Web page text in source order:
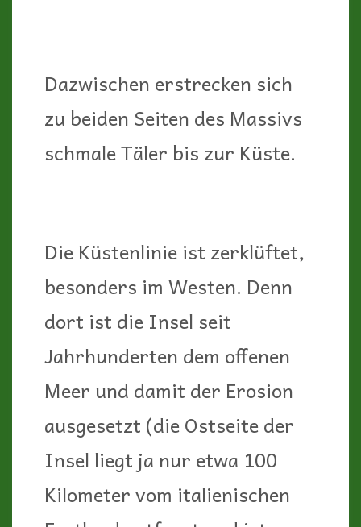
Dazwischen erstrecken sich
zu beiden Seiten des Massivs
schmale Täler bis zur Küste.
Die Küstenlinie ist zerklüftet,
besonders im Westen. Denn
dort ist die Insel seit
Jahrhunderten dem offenen
Meer und damit der Erosion
ausgesetzt (die Ostseite der
Insel liegt ja nur etwa 100
Kilometer vom italienischen